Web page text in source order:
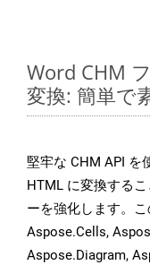
Word CHM
変換: 簡単で
堅牢な CHM API を
HTML に変換する
ーを強化します。こ
Aspose.Cells,
Aspose.Diagram,